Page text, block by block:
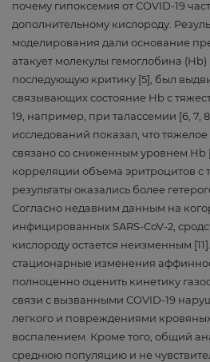
почему гипоксемия от COVID-19
дополнительному кислороду.
моделирования дали основание
атакует молекулы гемоглобина (Hb)
последующую критику [5], был
связывающих состояние Hb с
19, например, при талассемии [6, 7,
исследований показал, что тяжелое
связано со сниженным уровнем Hb
корреляции объема эритроцитов с
результаты оказались более
Согласно недавним данным на
инфицированных SARS-CoV-2,
кислороду остается неизменным
стационарные изменения
полноценно оценить кинетику
связи с вызванными COVID-19
легкого и повреждениями
воспалением. Кроме того, общий
среднюю популяцию и не